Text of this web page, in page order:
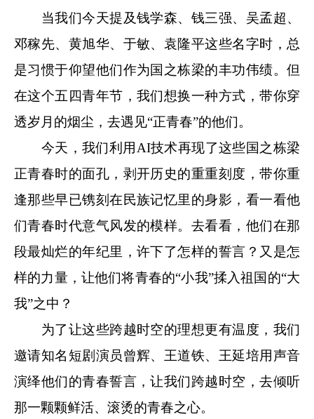
当我们今天提及钱学森、钱三强、吴孟超、
邓稼先、黄旭华、于敏、袁隆平这些名字时，总
是习惯于仰望他们作为国之栋梁的丰功伟绩。但
在这个五四青年节，我们想换一种方式，带你穿
透岁月的烟尘，去遇见“正青春”的他们。
今天，我们利用AI技术再现了这些国之栋梁
正青春时的面孔，剥开历史的重重刻度，带你重
逢那些早已镌刻在民族记忆里的身影，看一看他
们青春时代意气风发的模样。去看看，他们在那
段最灿烂的年纪里，许下了怎样的誓言？又是怎
样的力量，让他们将青春的“小我”揉入祖国的“大
我”之中？
为了让这些跨越时空的理想更有温度，我们
邀请知名短剧演员曾辉、王道铁、王延培用声音
演绎他们的青春誓言，让我们跨越时空，去倾听
那一颗颗鲜活、滚烫的青春之心。